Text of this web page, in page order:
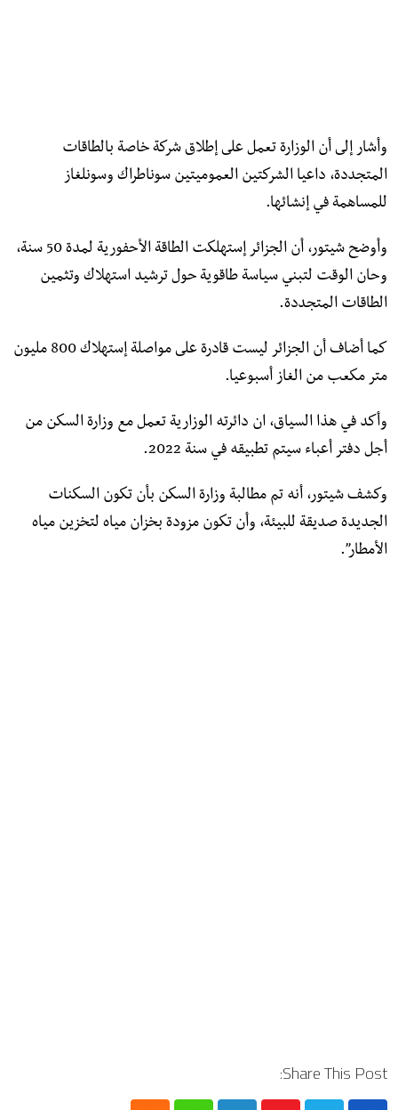
وأشار إلى أن الوزارة تعمل على إطلاق شركة خاصة بالطاقات
المتجددة، داعيا الشركتين العموميتين سوناطراك وسونلغاز
للمساهمة في إنشائها.
وأوضح شيتور، أن الجزائر إستهلكت الطاقة الأحفورية لمدة 50 سنة،
وحان الوقت لتبني سياسة طاقوية حول ترشيد استهلاك وتثمين
الطاقات المتجددة.
كما أضاف أن الجزائر ليست قادرة على مواصلة إستهلاك 800 مليون
متر مكعب من الغاز أسبوعيا.
وأكد في هذا السياق، ان دائرته الوزارية تعمل مع وزارة السكن من
أجل دفتر أعباء سيتم تطبيقه في سنة 2022.
وكشف شيتور، أنه تم مطالبة وزارة السكن بأن تكون السكنات
الجديدة صديقة للبيئة، وأن تكون مزودة بخزان مياه لتخزين مياه
الأمطار”.
Share This Post: